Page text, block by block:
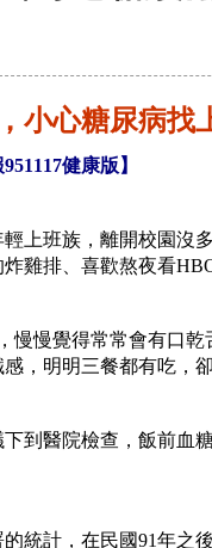
小心糖尿病找
健康版】
上班族，離開校園沒
雞排、喜歡熬夜看
慢慢覺得常常會有口
，明明三餐都有吃，
到醫院檢查，飯前血
統計，在民國91年之